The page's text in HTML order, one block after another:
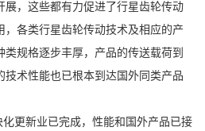
展，这些都有力促进了行星齿轮传动
，各类行星齿轮传动技术及相应的产
规格逐步丰厚，产品的传送载荷到
技术性能也已根本到达国外同类产品
更新业已完成，性能和国外产品已接